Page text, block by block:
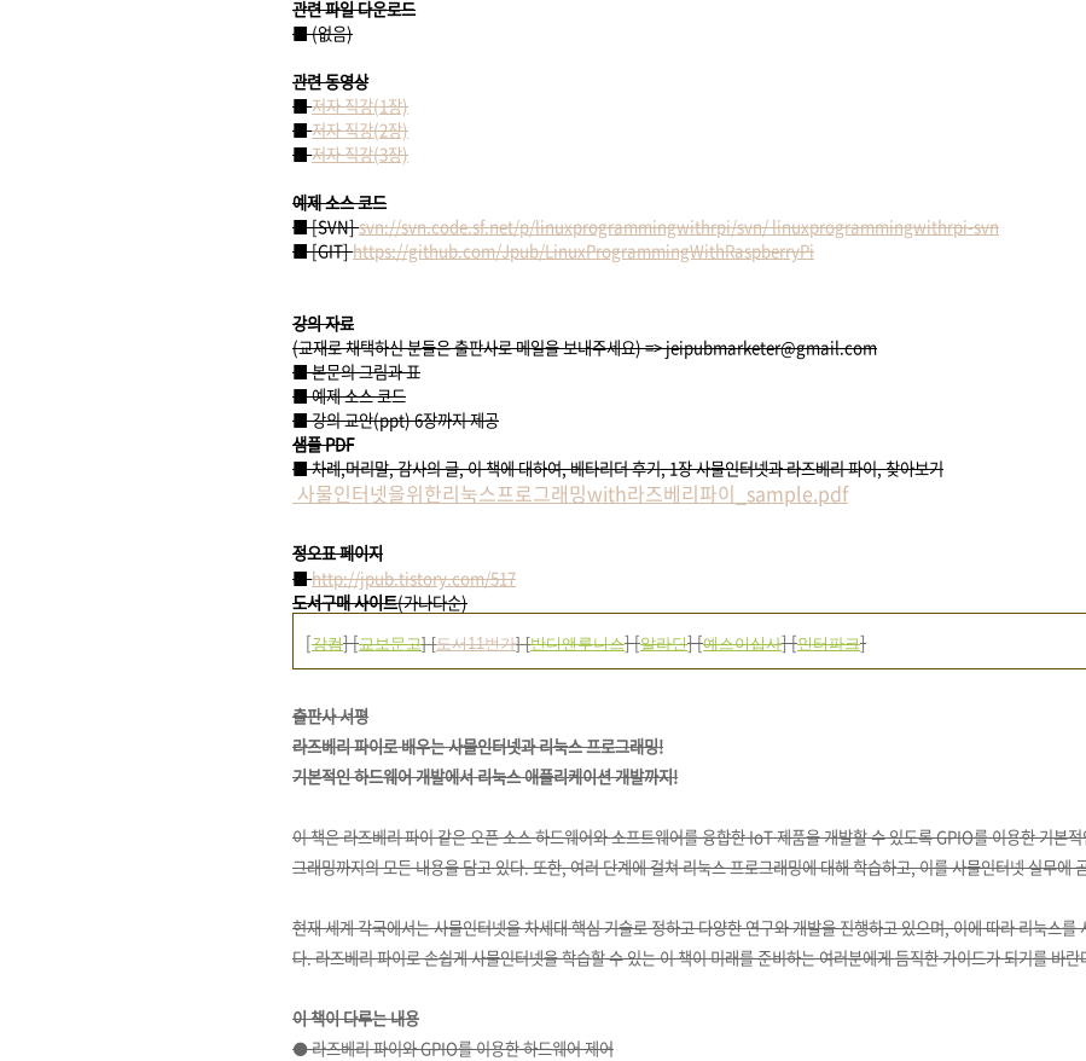
관련 파일 다운로드
■ (없음)
관련 동영상
■저자 직강(1장)
■저자 직강(2장)
■저자 직강(3장)
예제 소스 코드
■ [SVN]svn://svn.code.sf.net/p/linuxprogrammingwithrpi/svn/ linuxprogrammingwithrpi-svn
■ [GIT]https://github.com/Jpub/LinuxProgrammingWithRaspberryPi
강의 자료
(교재로 채택하신 분들은 출판사로 메일을 보내주세요) => jeipubmarketer@gmail.com
■ 본문의 그림과 표
■ 예제 소스 코드
■ 강의 교안(ppt) 6장까지 제공
샘플 PDF
■ 차례,머리말, 감사의 글, 이 책에 대하여, 베타리더 후기, 1장 사물인터넷과 라즈베리 파이, 찾아보기
사물인터넷을위한리눅스프로그래밍with라즈베리파이_sample.pdf
정오표 페이지
■http://jpub.tistory.com/517
도서구매 사이트(가나다순)
[강컴] [교보문고] [도서11번가] [반디앤루니스] [알라딘] [예스이십사] [인터파크]
출판사 서평
라즈베리 파이로 배우는 사물인터넷과 리눅스 프로그래밍!
기본적인 하드웨어 개발에서 리눅스 애플리케이션 개발까지!
이 책은 라즈베리 파이 같은 오픈 소스 하드웨어와 소프트웨어를 융합한 IoT 제품을 개발할 수 있도록 GPIO를 이용한 기본
그래밍까지의 모든 내용을 담고 있다. 또한, 여러 단계에 걸쳐 리눅스 프로그래밍에 대해 학습하고, 이를 사물인터넷 실무에
현재 세계 각국에서는 사물인터넷을 차세대 핵심 기술로 정하고 다양한 연구와 개발을 진행하고 있으며, 이에 따라 리눅스를
다. 라즈베리 파이로 손쉽게 사물인터넷을 학습할 수 있는 이 책이 미래를 준비하는 여러분에게 듬직한 가이드가 되기를 바란
이 책이 다루는 내용
⚫ 라즈베리 파이와 GPIO를 이용한 하드웨어 제어